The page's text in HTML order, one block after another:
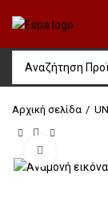
Αρχική σελίδα